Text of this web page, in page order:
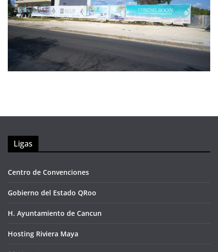
Ligas
Centro de Convenciones
Gobierno del Estado QRoo
H. Ayuntamiento de Cancun
Hosting Riviera Maya